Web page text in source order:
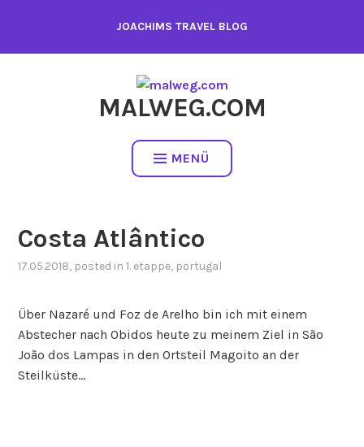
springen
JOACHIMS TRAVEL BLOG
MALWEG.COM
MENÜ
Costa Atlântico
17.05.2018von
, posted in1. etappe, portugal
Über Nazaré und Foz de Arelho bin ich mit einem
Abstecher nach Obidos heute zu meinem Ziel in São
João dos Lampas in den Ortsteil Magoito an der
Steilküste…